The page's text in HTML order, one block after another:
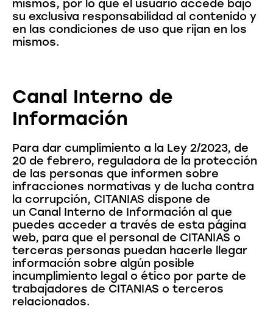
mismos, por lo que el usuario accede bajo
su exclusiva responsabilidad al contenido y
en las condiciones de uso que rijan en los
mismos.
Canal Interno de
Información
Para dar cumplimiento a la Ley 2/2023, de
20 de febrero, reguladora de la protección
de las personas que informen sobre
infracciones normativas y de lucha contra
la corrupción, CITANIAS dispone de
un Canal Interno de Información al que
puedes acceder a través de esta página
web, para que el personal de CITANIAS o
terceras personas puedan hacerle llegar
información sobre algún posible
incumplimiento legal o ético por parte de
trabajadores de CITANIAS o terceros
relacionados.